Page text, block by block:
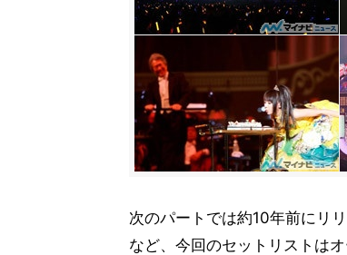
次のパートでは約10年前にリ
など、今回のセットリストは